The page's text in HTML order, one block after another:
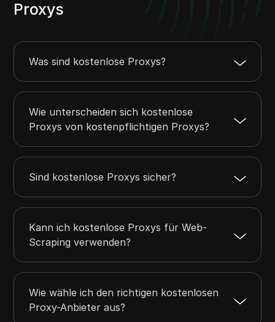
Proxys
Was sind kostenlose Proxys?
Wie unterscheiden sich kostenlose
Proxys von kostenpflichtigen Proxys?
Sind kostenlose Proxys sicher?
Kann ich kostenlose Proxys für Web-
Scraping verwenden?
Wie wähle ich den richtigen kostenlosen
Proxy-Anbieter aus?